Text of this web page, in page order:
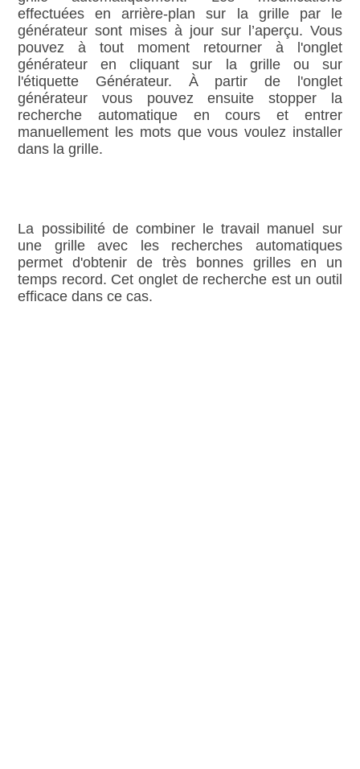
effectuées en arrière‑plan sur la grille par le
générateur sont mises à jour sur l’aperçu. Vous
pouvez à tout moment retourner à l'onglet
générateur en cliquant sur la grille ou sur
l'étiquette Générateur. À partir de l'onglet
générateur vous pouvez ensuite stopper la
recherche automatique en cours et entrer
manuellement les mots que vous voulez installer
dans la grille.
La possibilité de combiner le travail manuel sur
une grille avec les recherches automatiques
permet d'obtenir de très bonnes grilles en un
temps record. Cet onglet de recherche est un outil
efficace dans ce cas.